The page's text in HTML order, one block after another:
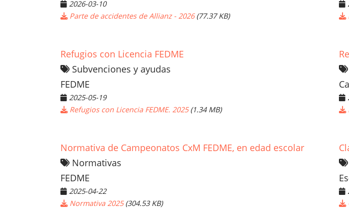
2026-03-10
Parte de accidentes de Allianz - 2026 (77.37 KB)
Refugios con Licencia FEDME
Subvenciones y ayudas
FEDME
2025-05-19
Refugios con Licencia FEDME. 2025 (1.34 MB)
Normativa de Campeonatos CxM FEDME, en edad escolar
Normativas
FEDME
2025-04-22
Normativa 2025 (304.53 KB)